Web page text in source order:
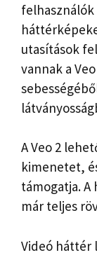
felhasználók
utasítások
vannak a
A Veo 2
kimenetet,
támogatja.
már teljes
Videó háttér